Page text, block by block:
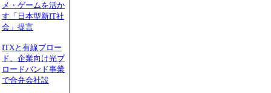
メ・ゲームを活か
す「日本型新IT社
会」提言
ITXと有線ブロー
ド、企業向け光ブ
ロードバンド事業
で合弁会社設